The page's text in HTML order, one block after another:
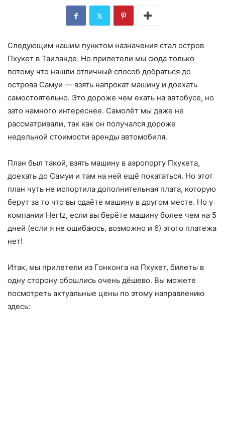
Следующим нашим пунктом назначения стал остров
Пхукет в Таиланде. Но прилетели мы сюда только
потому что нашли отличный способ добраться до
острова Самуи — взять напрокат машину и доехать
самостоятельно. Это дороже чем ехать на автобусе, но
зато намного интереснее. Самолёт мы даже не
рассматривали, так как он получался дороже
недельной стоимости аренды автомобиля.
План был такой, взять машину в аэропорту Пхукета,
доехать до Самуи и там на ней ещё покататься. Но этот
план чуть не испортила дополнительная плата, которую
берут за то что вы сдаёте машину в другом месте. Но у
компании Hertz, если вы берёте машину более чем на 5
дней (если я не ошибаюсь, возможно и 6) этого платежа
нет!
Итак, мы прилетели из Гонконга на Пхукет, билеты в
одну сторону обошлись очень дёшево. Вы можете
посмотреть актуальные цены по этому направлению
здесь: